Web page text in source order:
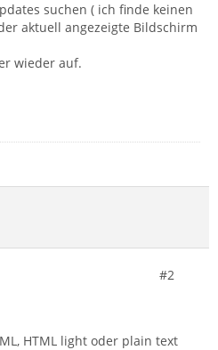
suchen ( ich finde keinen
aktuell angezeigte Bildschirm
wieder auf.
#2
HTML light oder plain text